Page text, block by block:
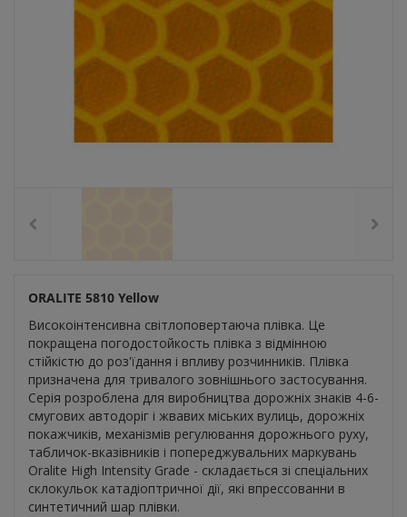
ORALITE 5810 Yellow
Високоінтенсивна світлоповертаюча плівка. Це
покращена погодостойкость плівка з відмінною
стійкістю до роз'їдання і впливу розчинників. Плівка
призначена для тривалого зовнішнього застосування.
Серія розроблена для виробництва дорожніх знаків 4-6-
смугових автодоріг і жвавих міських вулиць, дорожніх
покажчиків, механізмів регулювання дорожнього руху,
табличок-вказівників і попереджувальних маркувань
Oralite High Intensity Grade - складається зі спеціальних
склокульок катадіоптричної дії, які впрессованни в
синтетичний шар плівки.